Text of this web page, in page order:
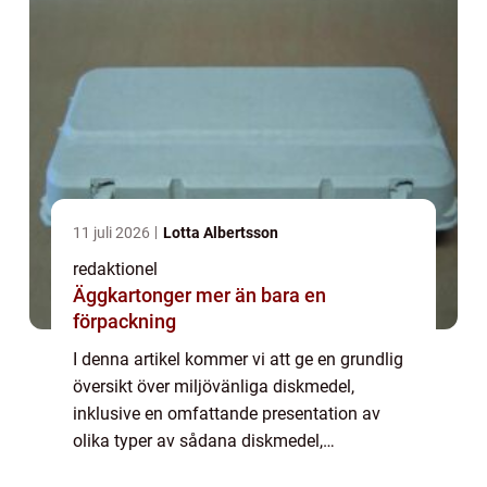
11 juli 2026 Lotta Albertsson
redaktionel
Äggkartonger mer än bara en
förpackning
I denna artikel kommer vi att ge en grundlig
översikt över miljövänliga diskmedel,
inklusive en omfattande presentation av
olika typer av sådana diskmedel,